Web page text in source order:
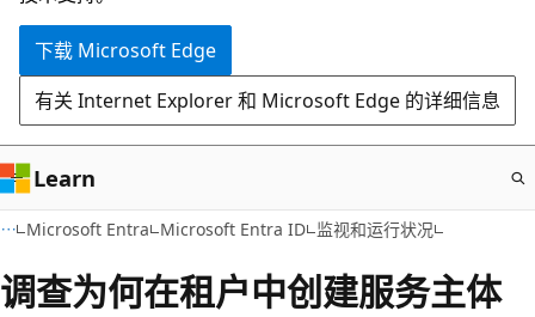
内
下载 Microsoft Edge
有关 Internet Explorer 和 Microsoft Edge 的详细信息
Learn
Microsoft Entra Microsoft Entra ID 监视和运行状况
调查为何在租户中创建服务主体